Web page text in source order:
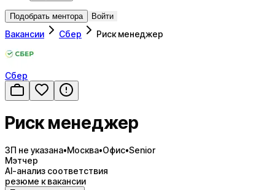
Подобрать ментора Войти
Вакансии Сбер Риск менеджер
Сбер
Риск менеджер
ЗП не указана•Москва•Офис•Senior
Мэтчер
AI-анализ соответствия
резюме к вакансии